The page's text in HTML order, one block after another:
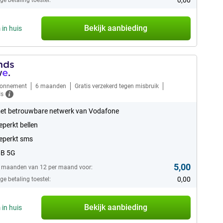
in huis Bekijk aanbieding
6 maanden
Gratis verzekerd tegen misbruik
betrouwbare netwerk van Vodafone
bellen
sms
5G
maanden van 12 per maand voor: 5,00
betaling toestel: 0,00
in huis Bekijk aanbieding